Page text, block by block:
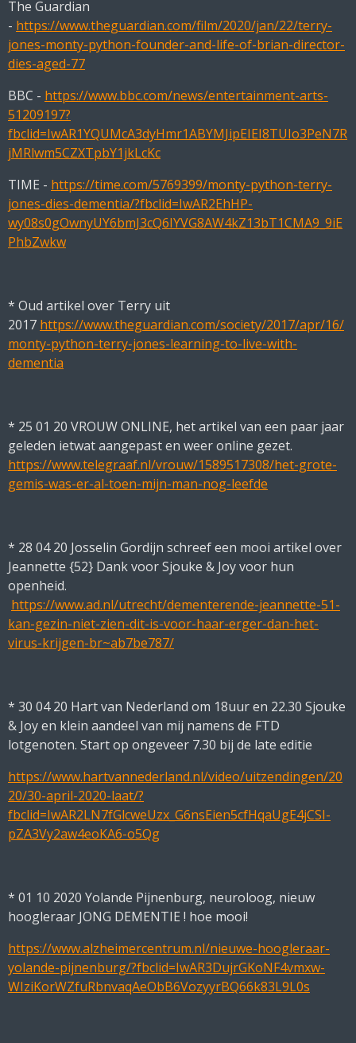
The Guardian
- https://www.theguardian.com/film/2020/jan/22/terry-
jones-monty-python-founder-and-life-of-brian-director-
dies-aged-77
BBC - https://www.bbc.com/news/entertainment-arts-
51209197?
fbclid=IwAR1YQUMcA3dyHmr1ABYMJipEIEI8TUIo3PeN7R
jMRlwm5CZXTpbY1jkLcKc
TIME - https://time.com/5769399/monty-python-terry-
jones-dies-dementia/?fbclid=IwAR2EhHP-
wy08s0gOwnyUY6bmJ3cQ6IYVG8AW4kZ13bT1CMA9_9iE
PhbZwkw
* Oud artikel over Terry uit
2017 https://www.theguardian.com/society/2017/apr/16/
monty-python-terry-jones-learning-to-live-with-
dementia
* 25 01 20 VROUW ONLINE, het artikel van een paar jaar
geleden ietwat aangepast en weer online gezet.
https://www.telegraaf.nl/vrouw/1589517308/het-grote-
gemis-was-er-al-toen-mijn-man-nog-leefde
* 28 04 20 Josselin Gordijn schreef een mooi artikel over
Jeannette {52} Dank voor Sjouke & Joy voor hun
openheid.
https://www.ad.nl/utrecht/dementerende-jeannette-51-
kan-gezin-niet-zien-dit-is-voor-haar-erger-dan-het-
virus-krijgen-br~ab7be787/
* 30 04 20 Hart van Nederland om 18uur en 22.30 Sjouke
& Joy en klein aandeel van mij namens de FTD
lotgenoten. Start op ongeveer 7.30 bij de late editie
https://www.hartvannederland.nl/video/uitzendingen/20
20/30-april-2020-laat/?
fbclid=IwAR2LN7fGlcweUzx_G6nsEien5cfHqaUgE4jCSI-
pZA3Vy2aw4eoKA6-o5Qg
* 01 10 2020 Yolande Pijnenburg, neuroloog, nieuw
hoogleraar JONG DEMENTIE ! hoe mooi!
https://www.alzheimercentrum.nl/nieuwe-hoogleraar-
yolande-pijnenburg/?fbclid=IwAR3DujrGKoNF4vmxw-
WIziKorWZfuRbnvaqAeObB6VozyyrBQ66k83L9L0s